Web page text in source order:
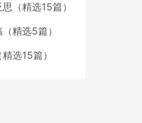
（精选15篇）
精选5篇）
选15篇）